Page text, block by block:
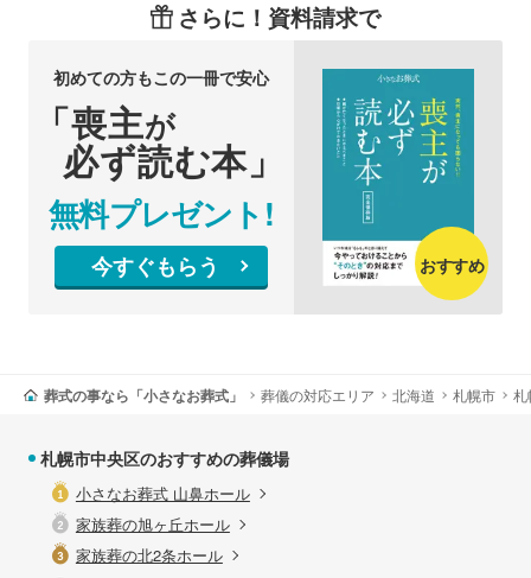
さらに！資料請求で
初めての方もこの一冊で安心
「喪主が
必ず読む本」
無料プレゼント!
今すぐもらう おすすめ
葬式の事なら「小さなお葬式」 葬儀の対応エリア 北海道 札幌市 札
札幌市中央区のおすすめの葬儀場
小さなお葬式 山鼻ホール
家族葬の旭ヶ丘ホール
家族葬の北2条ホール